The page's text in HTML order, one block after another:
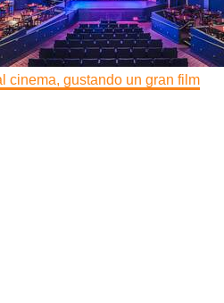
cinema, gustando un gran film